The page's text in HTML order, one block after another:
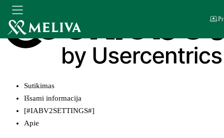
Sutikimas
Išsami informacija
[#IABV2SETTINGS#]
Apie